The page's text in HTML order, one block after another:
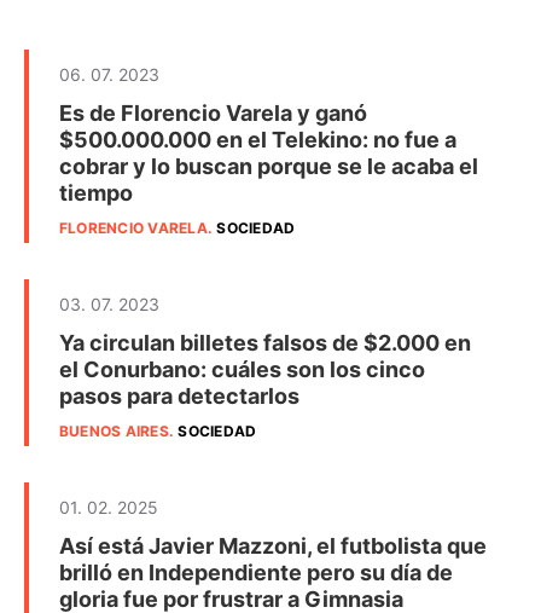
06. 07. 2023
Es de Florencio Varela y ganó
$500.000.000 en el Telekino: no fue a
cobrar y lo buscan porque se le acaba el
tiempo
FLORENCIO VARELA.SOCIEDAD
03. 07. 2023
Ya circulan billetes falsos de $2.000 en
el Conurbano: cuáles son los cinco
pasos para detectarlos
BUENOS AIRES.SOCIEDAD
01. 02. 2025
Así está Javier Mazzoni, el futbolista que
brilló en Independiente pero su día de
gloria fue por frustrar a Gimnasia